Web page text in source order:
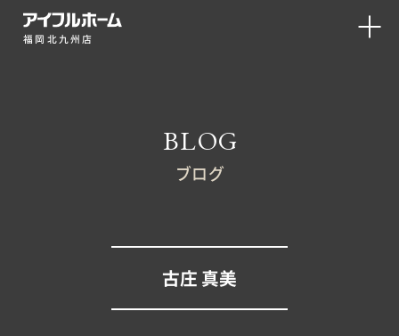
福岡北九州店
BLOG
ブログ
古庄 真美